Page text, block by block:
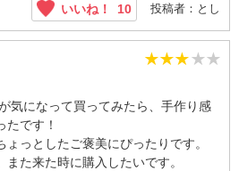
いいね！ 10 投稿者：とし
★★★★★
気になって買ってみたら、手作り感
です！
っとしたご褒美にぴったりです。
た来た時に購入したいです。